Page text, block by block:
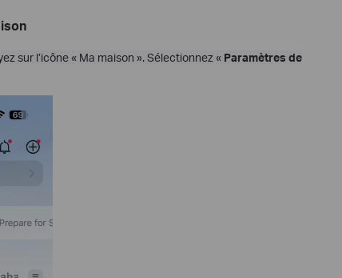
sur l’icône « Ma maison ». Sélectionnez « Paramètres de